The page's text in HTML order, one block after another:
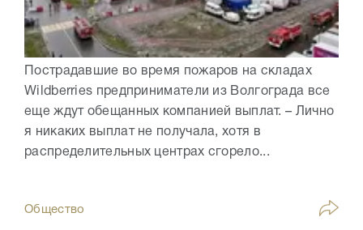
Пострадавшие во время пожаров на складах
Wildberries предприниматели из Волгограда все
еще ждут обещанных компанией выплат. – Лично
я никаких выплат не получала, хотя в
распределительных центрах сгорело...
Общество